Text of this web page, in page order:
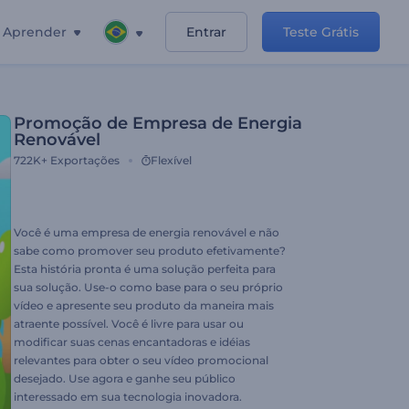
Aprender Entrar Teste Grátis
Promoção de Empresa de Energia
Renovável
722K+ Exportações Flexível
Você é uma empresa de energia renovável e não
sabe como promover seu produto efetivamente?
Esta história pronta é uma solução perfeita para
sua solução. Use-o como base para o seu próprio
vídeo e apresente seu produto da maneira mais
atraente possível. Você é livre para usar ou
modificar suas cenas encantadoras e idéias
relevantes para obter o seu vídeo promocional
desejado. Use agora e ganhe seu público
interessado em sua tecnologia inovadora.